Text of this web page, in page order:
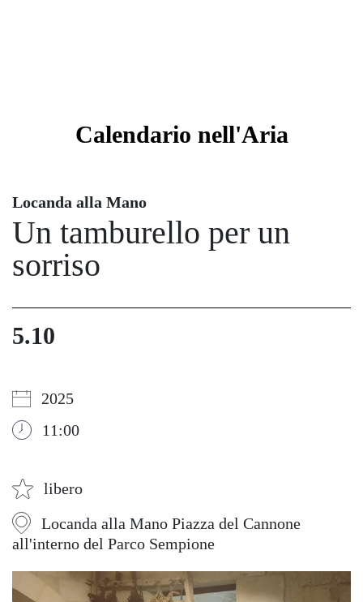
Calendario nell'Aria
Locanda alla Mano
Un tamburello per un
sorriso
5.10
2025
11:00
libero
Locanda alla Mano Piazza del Cannone
all'interno del Parco Sempione